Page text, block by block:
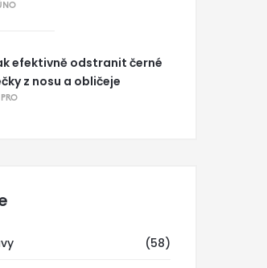
efektivně odstranit černé
z nosu a obličeje
(58)